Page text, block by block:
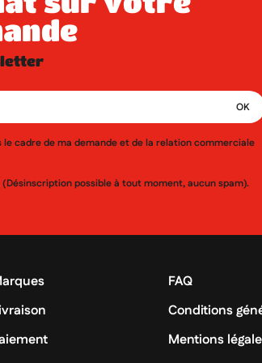
cadre de ma demande et de la relation commerciale
possible à tout moment, aucun spam).
FAQ
Conditions
Mentions